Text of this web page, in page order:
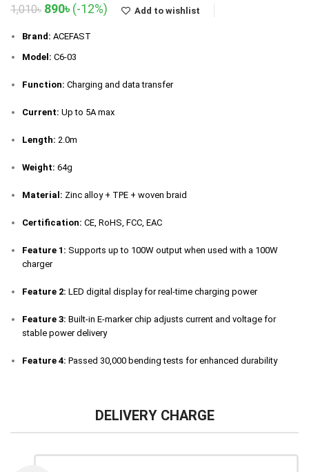
1,010৳ Original
was:
1,010৳.
890৳Current
is:
890৳.
(-12%) Add to wishlist
Brand: ACEFAST
Model: C6-03
Function: Charging and data transfer
Current: Up to 5A max
Length: 2.0m
Weight: 64g
Material: Zinc alloy + TPE + woven braid
Certification: CE, RoHS, FCC, EAC
Feature 1: Supports up to 100W output when used with a 100W
charger
Feature 2: LED digital display for real-time charging power
Feature 3: Built-in E-marker chip adjusts current and voltage for
stable power delivery
Feature 4: Passed 30,000 bending tests for enhanced durability
DELIVERY CHARGE